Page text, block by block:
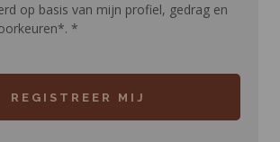
op basis van mijn profiel, gedrag en
*
REGISTREER MIJ